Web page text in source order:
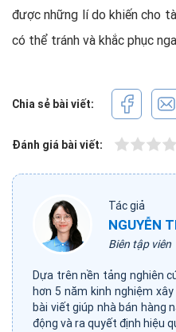
được những lí do khiến cho
có thể tránh và khắc phục
Chia sẻ bài viết:
Đánh giá bài viết:
Tác giả
NGUYỄN
Biên tập viên
Dựa trên nền tảng nghiên
hơn 5 năm kinh nghiệm
bài viết giúp nhà bán hàng
động và ra quyết định hiệu